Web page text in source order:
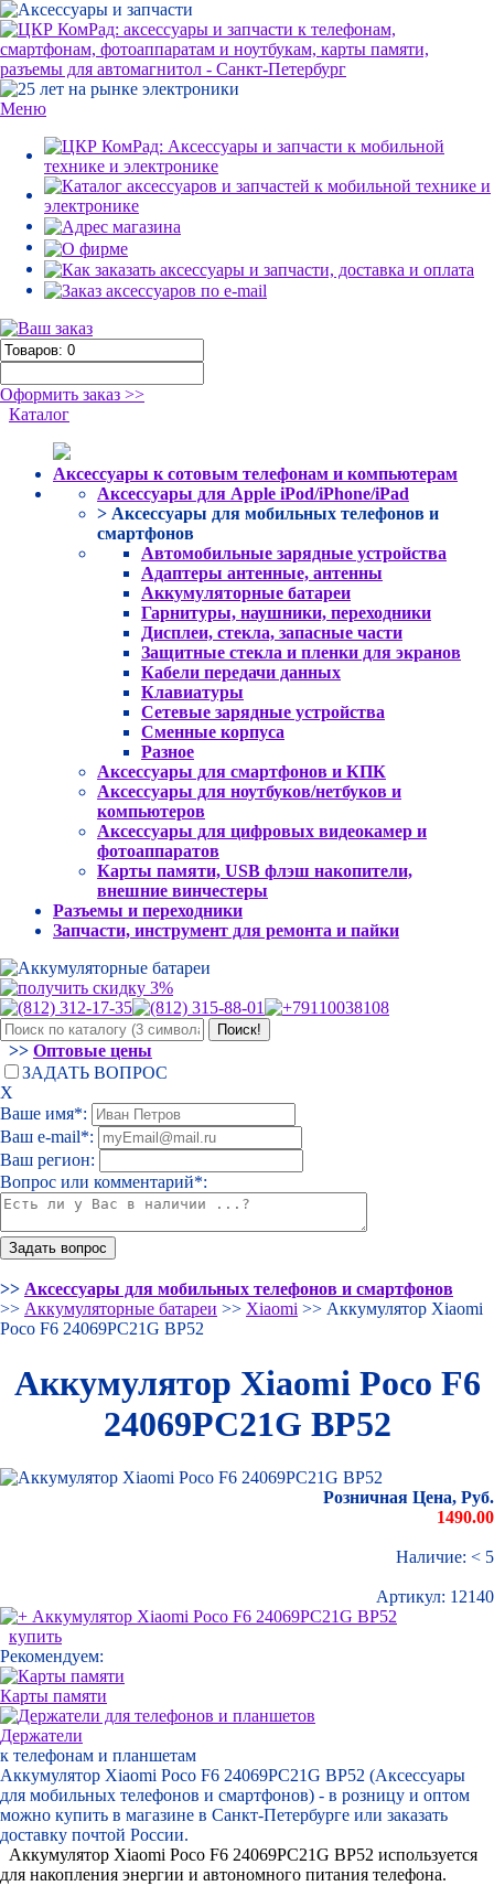
Меню
Оформить заказ >>
Каталог
Аксессуары к сотовым телефонам и компьютерам
Аксессуары для Apple iPod/iPhone/iPad
> Аксессуары для мобильных телефонов и
смартфонов
Автомобильные зарядные устройства
Адаптеры антенные, антенны
Аккумуляторные батареи
Гарнитуры, наушники, переходники
Дисплеи, стекла, запасные части
Защитные стекла и пленки для экранов
Кабели передачи данных
Клавиатуры
Сетевые зарядные устройства
Сменные корпуса
Разное
Аксессуары для смартфонов и КПК
Аксессуары для ноутбуков/нетбуков и
компьютеров
Аксессуары для цифровых видеокамер и
фотоаппаратов
Карты памяти, USB флэш накопители,
внешние винчестеры
Разъемы и переходники
Запчасти, инструмент для ремонта и пайки
>> Оптовые цены
ЗАДАТЬ ВОПРОС
Х
Ваше имя*:
Ваш e-mail*:
Ваш регион:
Вопрос или комментарий*:
>> Аксессуары для мобильных телефонов и смартфонов
>> Аккумуляторные батареи >> Xiaomi >> Аккумулятор Xiaomi
Poco F6 24069PC21G BP52
Аккумулятор Xiaomi Poco F6
24069PC21G BP52
Розничная Цена, Руб.
1490.00
Наличие: < 5
Артикул: 12140
купить
Рекомендуем:
Карты памяти
Держатели
к телефонам и планшетам
Аккумулятор Xiaomi Poco F6 24069PC21G BP52 (Аксессуары
для мобильных телефонов и смартфонов) - в розницу и оптом
можно купить в магазине в Санкт-Петербурге или заказать
доставку почтой России.
Аккумулятор Xiaomi Poco F6 24069PC21G BP52 используется
для накопления энергии и автономного питания телефона.